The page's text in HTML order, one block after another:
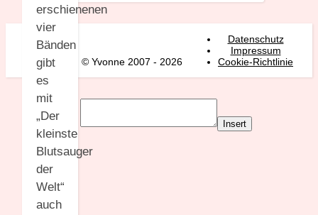
erschienenen
vier
Bänden
gibt
es
mit
„Der
kleinste
Blutsauger
der
Welt“
auch
© Yvonne 2007 - 2026
Datenschutz
Impressum
Cookie-Richtlinie
Insert